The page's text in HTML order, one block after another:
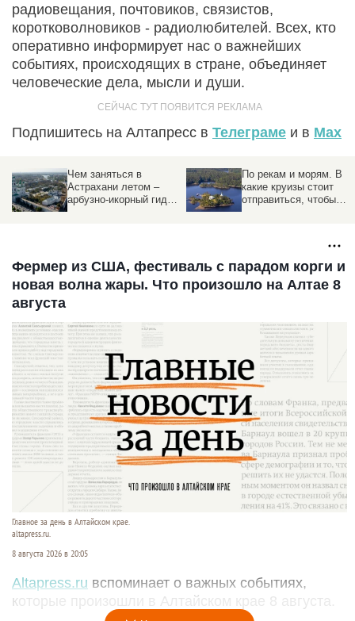
радиовещания, почтовиков, связистов,
коротковолновиков - радиолюбителей. Всех, кто
оперативно информирует нас о важнейших
событиях, происходящих в стране, объединяет
человеческие дела, мысли и души.
Подпишитесь на Алтапресс в Телеграме и в Max
Чем заняться в
Астрахани летом –
арбузно-икорный гид
По рекам и морям. В
какие круизы стоит
отправиться, чтобы
Фермер из США, фестиваль с парадом корги и
новая волна жары. Что произошло на Алтае 8
августа
Главное за день в Алтайском крае.
altapress.ru.
8 августа 2026 в 20:05
Altapress.ru вспоминает о важных событиях,
которые произошли в Алтайском крае 8 августа.